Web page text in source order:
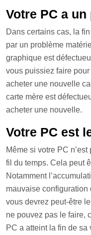
Votre PC a
Dans certains cas, la
par un problème
graphique est
vous puissiez faire
acheter une nouvelle
carte mère est
acheter une nouvelle.
Votre PC est
Même si votre PC
fil du temps. Cela peut
Notamment
mauvaise
vous devrez peut-être
ne pouvez pas le faire,
PC a atteint la fin de sa